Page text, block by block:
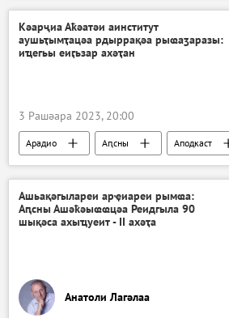
Кәарҷиа Аҟәатәи аинститут
аушьҭымҭацәа рдыррақәа рыҩаӡаразы:
иҵегьы еиӷьзар ахәҭан
3 Рашәара 2023, 20:00
Арадио Аԥсны Аподкаст
Ашьақәгылареи арҿиареи рымҩа:
Аԥсны Ашәҟәыҩҩцәа Реидгыла 90
шықәса ахыҵуеит - II ахәҭа
Анатоли Лагәлаа